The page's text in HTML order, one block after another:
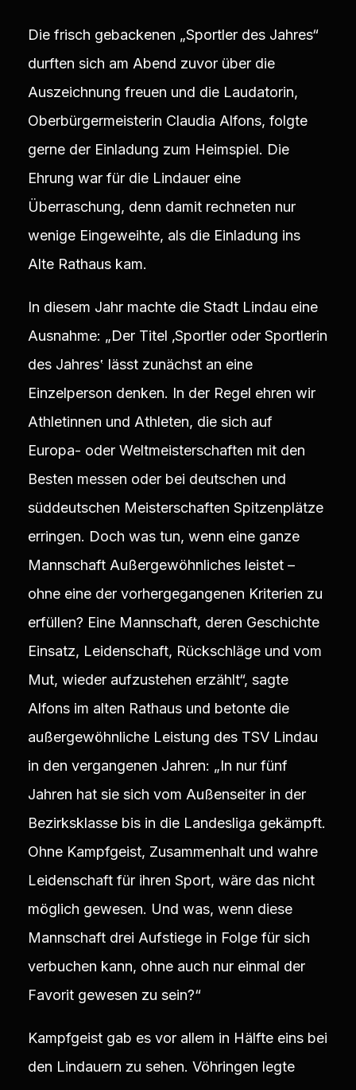
Die frisch gebackenen „Sportler des Jahres“
durften sich am Abend zuvor über die
Auszeichnung freuen und die Laudatorin,
Oberbürgermeisterin Claudia Alfons, folgte
gerne der Einladung zum Heimspiel. Die
Ehrung war für die Lindauer eine
Überraschung, denn damit rechneten nur
wenige Eingeweihte, als die Einladung ins
Alte Rathaus kam.
In diesem Jahr machte die Stadt Lindau eine
Ausnahme: „Der Titel ‚Sportler oder Sportlerin
des Jahres‛ lässt zunächst an eine
Einzelperson denken. In der Regel ehren wir
Athletinnen und Athleten, die sich auf
Europa- oder Weltmeisterschaften mit den
Besten messen oder bei deutschen und
süddeutschen Meisterschaften Spitzenplätze
erringen. Doch was tun, wenn eine ganze
Mannschaft Außergewöhnliches leistet –
ohne eine der vorhergegangenen Kriterien zu
erfüllen? Eine Mannschaft, deren Geschichte
Einsatz, Leidenschaft, Rückschläge und vom
Mut, wieder aufzustehen erzählt“, sagte
Alfons im alten Rathaus und betonte die
außergewöhnliche Leistung des TSV Lindau
in den vergangenen Jahren: „In nur fünf
Jahren hat sie sich vom Außenseiter in der
Bezirksklasse bis in die Landesliga gekämpft.
Ohne Kampfgeist, Zusammenhalt und wahre
Leidenschaft für ihren Sport, wäre das nicht
möglich gewesen. Und was, wenn diese
Mannschaft drei Aufstiege in Folge für sich
verbuchen kann, ohne auch nur einmal der
Favorit gewesen zu sein?“
Kampfgeist gab es vor allem in Hälfte eins bei
den Lindauern zu sehen. Vöhringen legte